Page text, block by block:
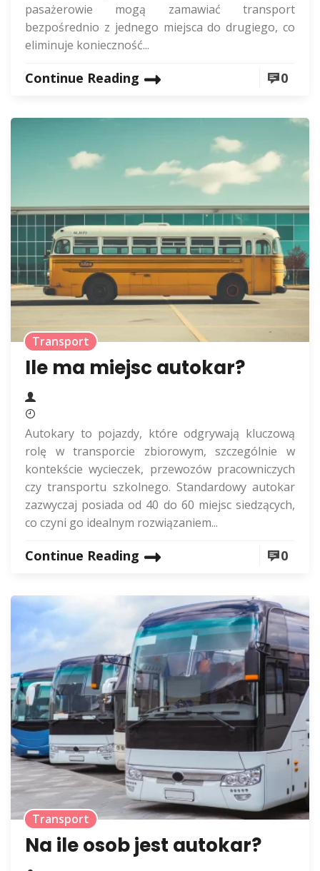
pasażerowie mogą zamawiać transport
bezpośrednio z jednego miejsca do drugiego, co
eliminuje konieczność...
Continue Reading 0
Transport
Ile ma miejsc autokar?
Autokary to pojazdy, które odgrywają kluczową
rolę w transporcie zbiorowym, szczególnie w
kontekście wycieczek, przewozów pracowniczych
czy transportu szkolnego. Standardowy autokar
zazwyczaj posiada od 40 do 60 miejsc siedzących,
co czyni go idealnym rozwiązaniem...
Continue Reading 0
Transport
Na ile osob jest autokar?